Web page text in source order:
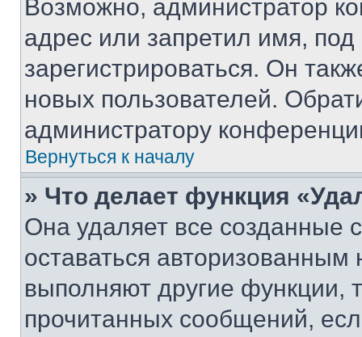
Возможно, администратор
адрес или запретил имя,
зарегистрироваться. Он
новых пользователей.
администратору
Вернуться к началу
» Что делает функция
Она удаляет все созданные
оставаться
выполняют другие функции,
прочитанных сообщений,